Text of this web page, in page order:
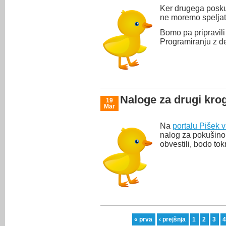
Ker drugega
ne moremo
Bomo pa
Programiranju z
19
Mar
Naloge za drugi
Na portalu Pišek
nalog za
obvestili, bodo
« prva ‹ prejšnja 1 2 3 4